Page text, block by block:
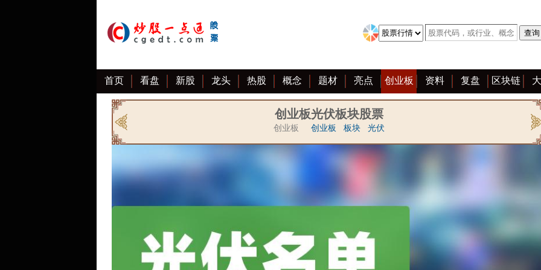
首页 看盘 新股 龙头 热股 概念 题材 亮点 创业板 资料 复盘 区块链
创业板光伏板块股票
创业板 创业板 板块 光伏